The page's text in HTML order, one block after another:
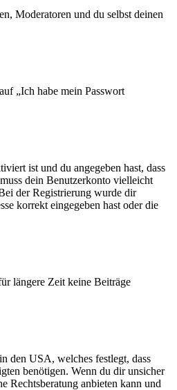
Moderatoren und du selbst deinen
„Ich habe mein Passwort
ist und du angegeben hast, dass
dein Benutzerkonto vielleicht
der Registrierung wurde dir
korrekt eingegeben hast oder die
längere Zeit keine Beiträge
den USA, welches festlegt, dass
benötigen. Wenn du dir unsicher
Rechtsberatung anbieten kann und